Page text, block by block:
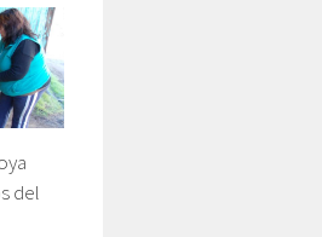
del